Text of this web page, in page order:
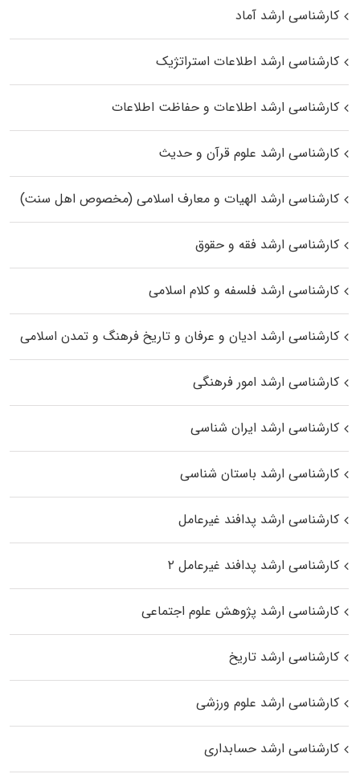
کارشناسی ارشد آماد
کارشناسی ارشد اطلاعات استراتژیک
کارشناسی ارشد اطلاعات و حفاظت اطلاعات
کارشناسی ارشد علوم قرآن و حدیث
کارشناسی ارشد الهیات و معارف اسلامی (مخصوص اهل سنت)
کارشناسی ارشد فقه و حقوق
کارشناسی ارشد فلسفه و کلام اسلامی
کارشناسی ارشد ادیان و عرفان و تاریخ فرهنگ و تمدن اسلامی
کارشناسی ارشد امور فرهنگی
کارشناسی ارشد ایران شناسی
کارشناسی ارشد باستان شناسی
کارشناسی ارشد پدافند غیرعامل
کارشناسی ارشد پدافند غیرعامل ۲
کارشناسی ارشد پژوهش علوم اجتماعی
کارشناسی ارشد تاریخ
کارشناسی ارشد علوم ورزشی
کارشناسی ارشد حسابداری